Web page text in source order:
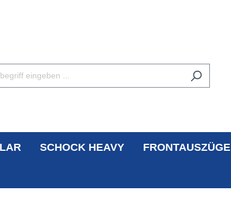
SCHOCK HEAVY FRONTAUSZÜGE